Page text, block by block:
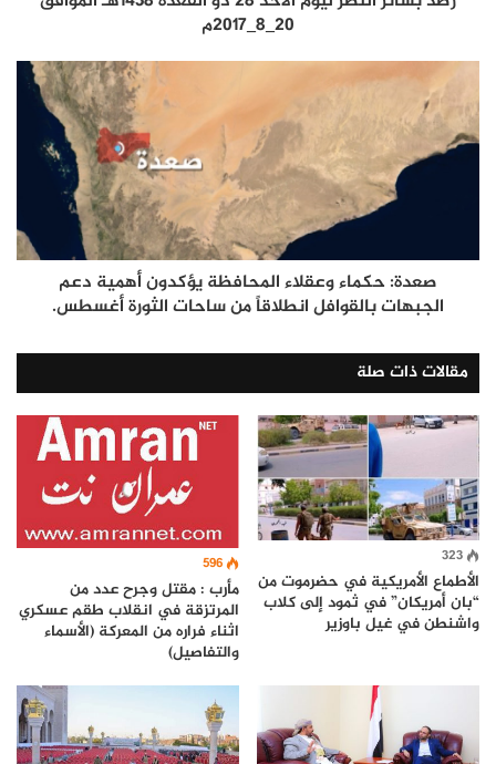
20_8_2017م
صعدة: حكماء وعقلاء المحافظة يؤكدون أهمية دعم
الجبهات بالقوافل انطلاقاً من ساحات الثورة أغسطس.
مقالات ذات صلة
323
الأطماع الأمريكية في حضرموت من
“بان أمريكان” في ثمود إلى كلاب
واشنطن في غيل باوزير
596
مأرب : مقتل وجرح عدد من
المرتزقة في انقلاب طقم عسكري
اثناء فراره من المعركة (الأسماء
والتفاصيل)